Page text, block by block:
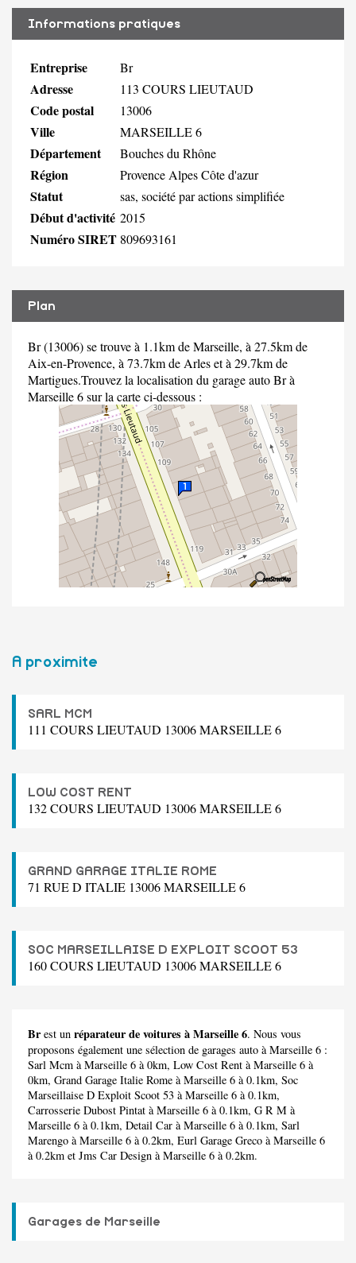
Informations pratiques
Entreprise Br
Adresse 113 COURS LIEUTAUD
Code postal 13006
Ville MARSEILLE 6
Département Bouches du Rhône
Région Provence Alpes Côte d'azur
Statut sas, société par actions simplifiée
Début d'activité 2015
Numéro SIRET 809693161
Plan
Br (13006) se trouve à 1.1km de Marseille, à 27.5km de
Aix-en-Provence, à 73.7km de Arles et à 29.7km de
Martigues.Trouvez la localisation du garage auto Br à
Marseille 6 sur la carte ci-dessous :
A proximite
SARL MCM
111 COURS LIEUTAUD 13006 MARSEILLE 6
LOW COST RENT
132 COURS LIEUTAUD 13006 MARSEILLE 6
GRAND GARAGE ITALIE ROME
71 RUE D ITALIE 13006 MARSEILLE 6
SOC MARSEILLAISE D EXPLOIT SCOOT 53
160 COURS LIEUTAUD 13006 MARSEILLE 6
Brest un réparateur de voitures à Marseille 6. Nous vous
proposons également une sélection de garages auto à Marseille 6 :
Sarl Mcm à Marseille 6 à 0km, Low Cost Rent à Marseille 6 à
0km, Grand Garage Italie Rome à Marseille 6 à 0.1km, Soc
Marseillaise D Exploit Scoot 53 à Marseille 6 à 0.1km,
Carrosserie Dubost Pintat à Marseille 6 à 0.1km, G R M à
Marseille 6 à 0.1km, Detail Car à Marseille 6 à 0.1km, Sarl
Marengo à Marseille 6 à 0.2km, Eurl Garage Greco à Marseille 6
à 0.2km et Jms Car Design à Marseille 6 à 0.2km.
Garages de Marseille